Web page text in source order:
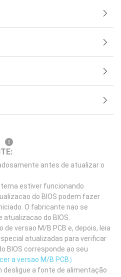
antes de atualizar o
estiver funcionando
do BIOS podem fazer
O fabricante nao se
do BIOS.
versao M/B PCB e, depois, leia
atualizadas para verificar
BIOS corresponde ao seu
a versao M/B PCB）
desligue a fonte de alimentação